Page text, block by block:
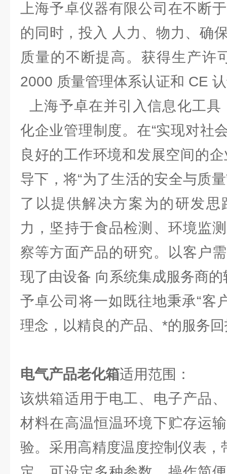
上海予卓仪器有限公司在不断
的同时，投入 人力、物力、确
质量的不断提高。获得生产许
2000 质量管理体系认证和
上海予卓在并引入信息化工具
化企业管理制度。在“实现对社
良好的工作环境和发展空间的
导下，将“为了生活的安全与质
了以提供解决方案为的研发
力，坚持于食品检测、环境监
察等方面产品的研究。以客户
现了由设备 向系统集成服务商的
予卓公司将一如既往地秉承“客
理念，以精良的产品、*的服务
电气产品老化箱适用范围：
该烘箱适用于电工、电子产品
材料在高温恒温环境下贮存运
验。采用高精度温度控制仪表